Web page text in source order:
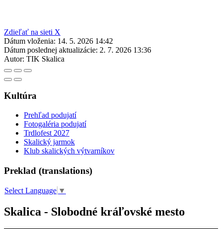
Zdieľať na sieti X
Dátum vloženia: 14. 5. 2026 14:42
Dátum poslednej aktualizácie: 2. 7. 2026 13:36
Autor: TIK Skalica
Kultúra
Prehľad podujatí
Fotogaléria podujatí
Trdlofest 2027
Skalický jarmok
Klub skalických výtvarníkov
Preklad (translations)
Select Language ▼
Skalica - Slobodné kráľovské mesto